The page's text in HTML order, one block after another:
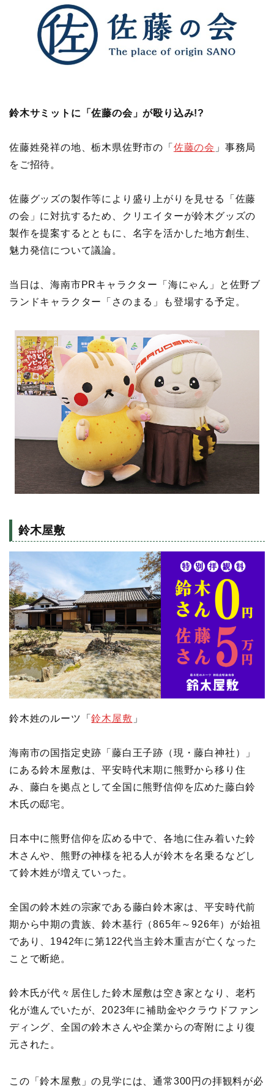
鈴木サミットに「佐藤の会」が殴り込み!?
佐藤姓発祥の地、栃木県佐野市の「 佐藤の会 」事務局
をご招待。
佐藤グッズの製作等により盛り上がりを見せる「佐藤
の会」に対抗するため、クリエイターが鈴木グッズの
製作を提案するとともに、名字を活かした地方創生、
魅力発信について議論。
当日は、海南市PRキャラクター「海にゃん」と佐野ブ
ランドキャラクター「さのまる」も登場する予定。
鈴木屋敷
鈴木姓のルーツ「鈴木屋敷 」
海南市の国指定史跡「藤白王子跡（現・藤白神社）」
にある鈴木屋敷は、平安時代末期に熊野から移り住
み、藤白を拠点として全国に熊野信仰を広めた藤白鈴
木氏の邸宅。
日本中に熊野信仰を広める中で、各地に住み着いた鈴
木さんや、熊野の神様を祀る人が鈴木を名乗るなどし
て鈴木姓が増えていった。
全国の鈴木姓の宗家である藤白鈴木家は、平安時代前
期から中期の貴族、鈴木基行（865年～926年）が始祖
であり、1942年に第122代当主鈴木重吉が亡くなった
ことで断絶。
鈴木氏が代々居住した鈴木屋敷は空き家となり、老朽
化が進んでいたが、2023年に補助金やクラウドファン
ディング、全国の鈴木さんや企業からの寄附により復
元された。
この「鈴木屋敷」の見学には、通常300円の拝観料が必